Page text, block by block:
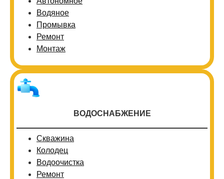
Водяное
Промывка
Ремонт
Монтаж
ВОДОСНАБЖЕНИЕ
Скважина
Колодец
Водоочистка
Ремонт